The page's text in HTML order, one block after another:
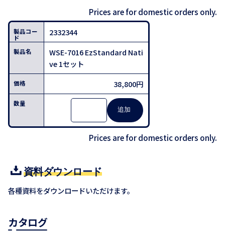
Prices are for domestic orders only.
2332344
WSE-7016 EzStandard Nati
ve 1セット
38,800円
Prices are for domestic orders only.
資料ダウンロード
各種資料をダウンロードいただけます。
カタログ